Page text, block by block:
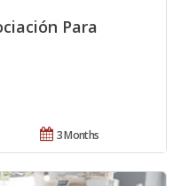
Para
3 Months